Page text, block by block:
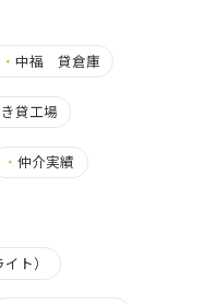
・中福 貸倉庫
貸工場
・仲介実績
ト）